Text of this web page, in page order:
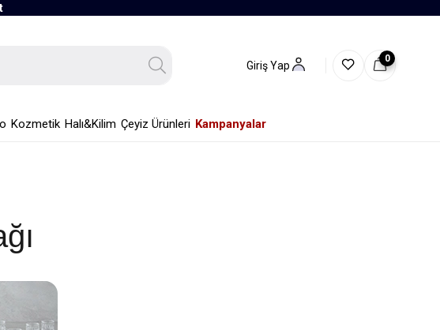
Giriş Yap
0
Kozmetik Halı&Kilim Çeyiz Ürünleri Kampanyalar